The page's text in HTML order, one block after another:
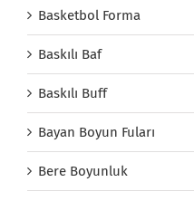
Basketbol Forma
Baskılı Baf
Baskılı Buff
Bayan Boyun Fuları
Bere Boyunluk